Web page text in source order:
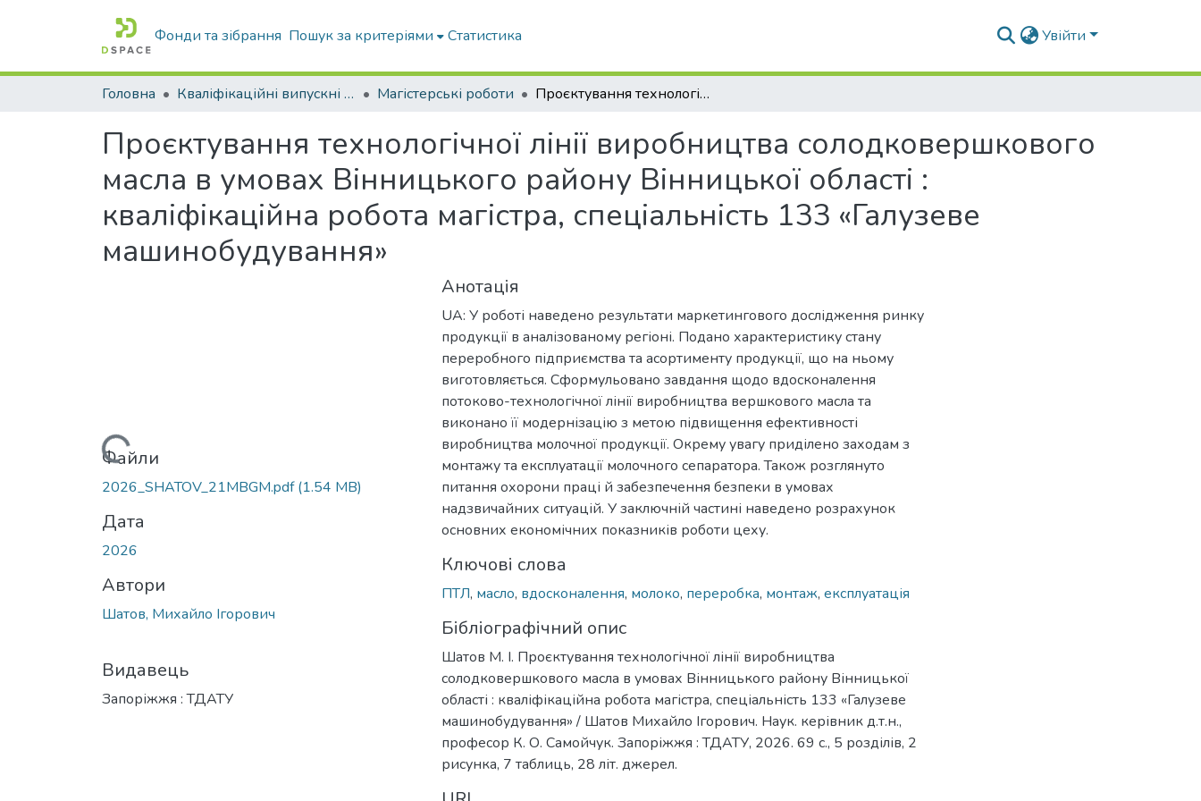
Фонди та зібрання Пошук за критеріями Статистика Увійти
Головна Кваліфікаційні випускні роботи бакалаврів і магістрів Магістерські роботи Проєктування технологічної лінії виробництва солодковершкового масла в умовах Вінницького району Вінницької області : кваліфікаційна робота магістра, спеціальність 133 «Галузеве машинобудування»
Проєктування технологічної лінії виробництва солодковершкового
масла в умовах Вінницького району Вінницької області :
кваліфікаційна робота магістра, спеціальність 133 «Галузеве
машинобудування»
Вантажиться...
Файли
2026_SHATOV_21MBGM.pdf(1.54 MB)
Дата
2026
Автори
Шатов, Михайло Ігорович
Видавець
Запоріжжя : ТДАТУ
Анотація
UA: У роботі наведено результати маркетингового дослідження ринку
продукції в аналізованому регіоні. Подано характеристику стану
переробного підприємства та асортименту продукції, що на ньому
виготовляється. Сформульовано завдання щодо вдосконалення
потоково-технологічної лінії виробництва вершкового масла та
виконано її модернізацію з метою підвищення ефективності
виробництва молочної продукції. Окрему увагу приділено заходам з
монтажу та експлуатації молочного сепаратора. Також розглянуто
питання охорони праці й забезпечення безпеки в умовах
надзвичайних ситуацій. У заключній частині наведено розрахунок
основних економічних показників роботи цеху.
Ключові слова
ПТЛ, масло, вдосконалення, молоко, переробка, монтаж, експлуатація
Бібліографічний опис
Шатов М. І. Проєктування технологічної лінії виробництва
солодковершкового масла в умовах Вінницького району Вінницької
області : кваліфікаційна робота магістра, спеціальність 133 «Галузеве
машинобудування» / Шатов Михайло Ігорович. Наук. керівник д.т.н.,
професор К. О. Самойчук. Запоріжжя : ТДАТУ, 2026. 69 с., 5 розділів, 2
рисунка, 7 таблиць, 28 літ. джерел.